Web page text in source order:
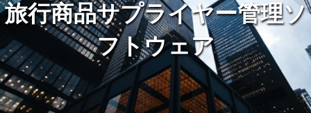
旅行商品サプライヤー管理ソ
フトウェア